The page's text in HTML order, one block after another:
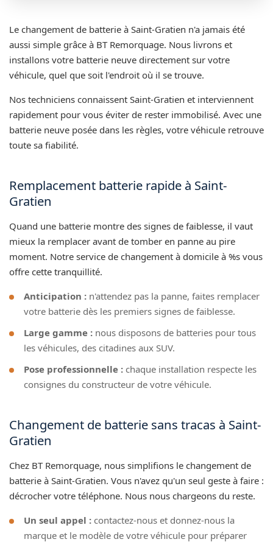
Le changement de batterie à Saint-Gratien n'a jamais été
aussi simple grâce à BT Remorquage. Nous livrons et
installons votre batterie neuve directement sur votre
véhicule, quel que soit l'endroit où il se trouve.
Nos techniciens connaissent Saint-Gratien et interviennent
rapidement pour vous éviter de rester immobilisé. Avec une
batterie neuve posée dans les règles, votre véhicule retrouve
toute sa fiabilité.
Remplacement batterie rapide à Saint-
Gratien
Quand une batterie montre des signes de faiblesse, il vaut
mieux la remplacer avant de tomber en panne au pire
moment. Notre service de changement à domicile à %s vous
offre cette tranquillité.
Anticipation : n'attendez pas la panne, faites remplacer
votre batterie dès les premiers signes de faiblesse.
Large gamme : nous disposons de batteries pour tous
les véhicules, des citadines aux SUV.
Pose professionnelle : chaque installation respecte les
consignes du constructeur de votre véhicule.
Changement de batterie sans tracas à Saint-
Gratien
Chez BT Remorquage, nous simplifions le changement de
batterie à Saint-Gratien. Vous n'avez qu'un seul geste à faire :
décrocher votre téléphone. Nous nous chargeons du reste.
Un seul appel : contactez-nous et donnez-nous la
marque et le modèle de votre véhicule pour préparer